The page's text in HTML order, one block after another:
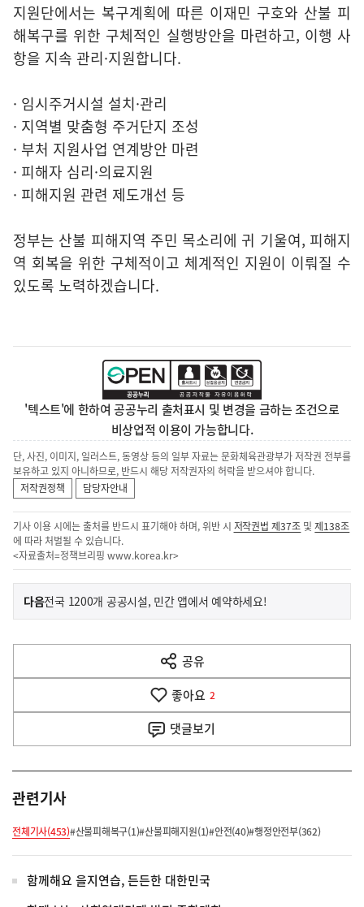
지원단에서는 복구계획에 따른 이재민 구호와 산불 피
해복구를 위한 구체적인 실행방안을 마련하고, 이행 사
항을 지속 관리·지원합니다.
· 임시주거시설 설치·관리
· 지역별 맞춤형 주거단지 조성
· 부처 지원사업 연계방안 마련
· 피해자 심리·의료지원
· 피해지원 관련 제도개선 등
정부는 산불 피해지역 주민 목소리에 귀 기울여, 피해지
역 회복을 위한 구체적이고 체계적인 지원이 이뤄질 수
있도록 노력하겠습니다.
'텍스트'에 한하여 공공누리 출처표시 및 변경을 금하는 조건으로
비상업적 이용이 가능합니다.
단, 사진, 이미지, 일러스트, 동영상 등의 일부 자료는 문화체육관광부가 저작권 전부를
보유하고 있지 아니하므로, 반드시 해당 저작권자의 허락을 받으셔야 합니다.
저작권정책
담당자안내
기사 이용 시에는 출처를 반드시 표기해야 하며, 위반 시 저작권법 제37조 및제138조
에 따라 처벌될 수 있습니다.
<자료출처=정책브리핑 www.korea.kr>
이
전
다
음
다음기
전국 1200개 공공시설, 민간 앱에서 예약하세요!
공유
열
기
좋아요 2
댓글보기
관련기사
전체기사(453)#산불피해복구(1)#산불피해지원(1)#안전(40)#행정안전부(362)
함께해요 을지연습, 든든한 대한민국